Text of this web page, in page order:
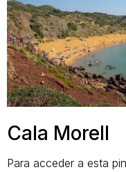
Cala Morell
Para acceder a esta